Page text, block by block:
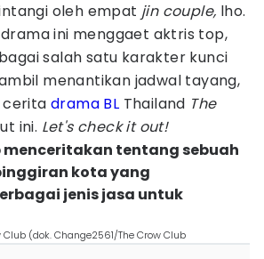
oleh empat jin couple, lho.
ini menggaet aktris top,
salah satu karakter kunci
menantikan jadwal tayang,
cerita drama BL Thailand The
ini. Let's check it out!
menceritakan tentang sebuah
kota yang
jenis jasa untuk
(dok. Change2561/The Crow Club